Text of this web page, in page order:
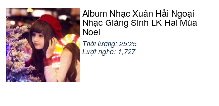
Album Nhạc Xuân Hải Ngoại
Nhạc Giáng Sinh LK Hai Mùa
Noel
Thời lượng: 25:25
Lượt nghe: 1,727